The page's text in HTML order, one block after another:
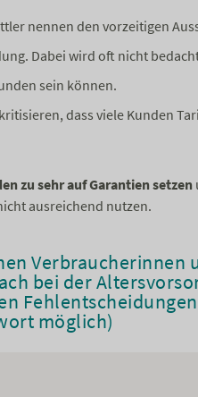
nennen den vorzeitigen
Dabei wird oft nicht
sein können.
dass viele Kunden
zu sehr auf Garantien setzen
ausreichend nutzen.
Verbraucherinnen
bei der
möglich)